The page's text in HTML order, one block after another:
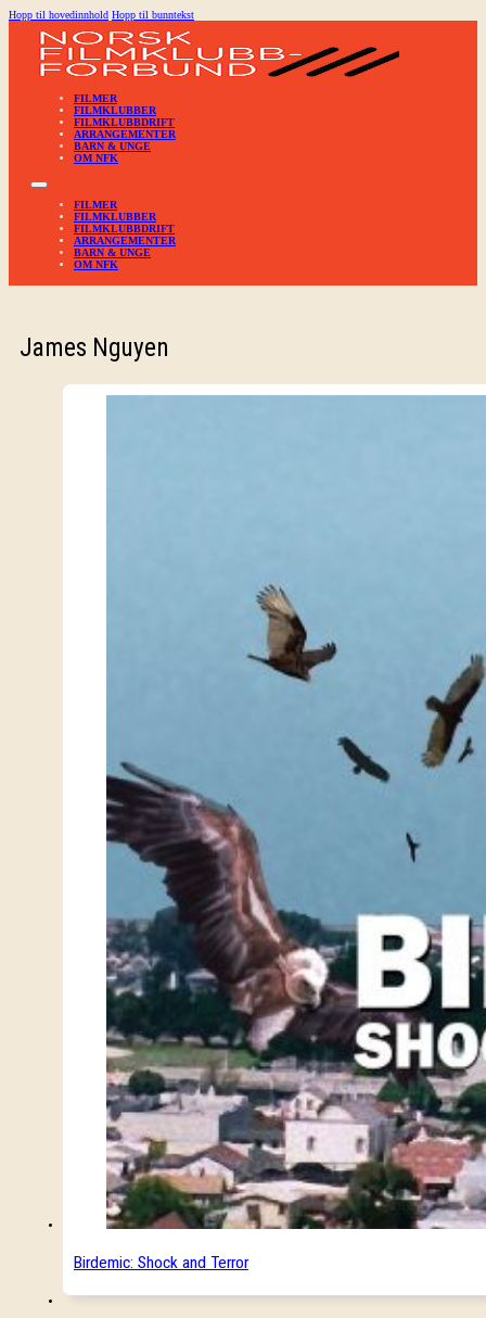
Hopp til hovedinnhold Hopp til bunntekst
FILMER
FILMKLUBBER
FILMKLUBBDRIFT
ARRANGEMENTER
BARN & UNGE
OM NFK
FILMER
FILMKLUBBER
FILMKLUBBDRIFT
ARRANGEMENTER
BARN & UNGE
OM NFK
James Nguyen
Birdemic: Shock and Terror